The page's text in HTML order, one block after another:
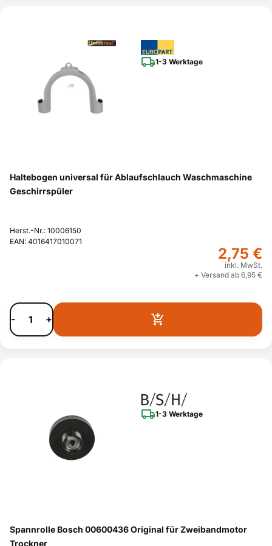
1-3 Werktage
Haltebogen universal für Ablaufschlauch Waschmaschine
Geschirrspüler
Herst.-Nr.: 10006150
EAN: 4016417010071
2,75 €
inkl. MwSt.
+ Versand ab 6,95 €
- +
1-3 Werktage
Spannrolle Bosch 00600436 Original für Zweibandmotor
Trockner